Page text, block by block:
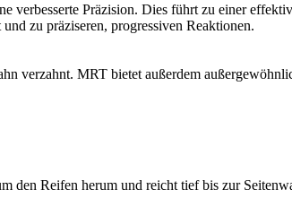
verbesserte Präzision. Dies führt zu einer
zu präziseren, progressiven Reaktionen.
verzahnt. MRT bietet außerdem
Reifen herum und reicht tief bis zur